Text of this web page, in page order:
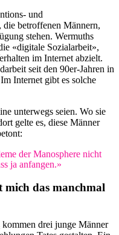
und
die betroffenen Männern,
stehen. Wermuths
«digitale Sozialarbeit»,
im Internet abzielt.
seit den 90er-Jahren in
Internet gibt es solche
unterwegs seien. Wo sie
gelte es, diese Männer
der Manosphere nicht
ja anfangen.»
mich das manchmal
kommen drei junge Männer